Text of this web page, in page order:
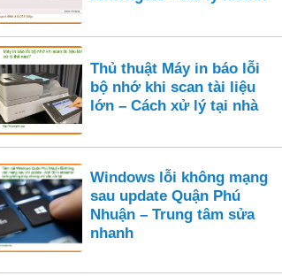
Thủ thuật Máy in báo lỗi
bộ nhớ khi scan tài liệu
lớn – Cách xử lý tại nhà
Windows lỗi không mạng
sau update Quận Phú
Nhuận – Trung tâm sửa
nhanh